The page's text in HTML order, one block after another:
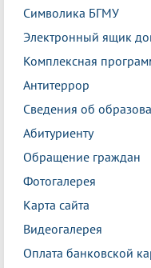
Символика БГМУ
Электронный ящик
Комплексная
Антитеррор
Сведения об
Абитуриенту
Обращение граждан
Фотогалерея
Карта сайта
Видеогалерея
Оплата банковской